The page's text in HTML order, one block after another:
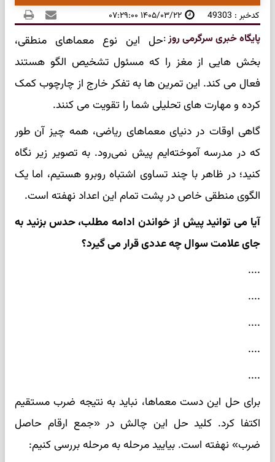
کدخبر : 49303 ۱۴۰۵/۰۳/۲۲ ۰۷:۲۹:۰۰
پایگاه خبری سرگرمی روز:حل این نوع معماهای منطقی،
بخش هایی از مغز را که مسئول تشخیص الگو هستند
فعال می کند. این تمرین ها به تفکر خارج از چارچوب کمک
کرده و مهارت های تحلیلی شما را تقویت می کنند.
گاهی اوقات در دنیای معماهای ریاضی، همه چیز آن طور
که در مدرسه آموخته‌ایم پیش نمی‌رود. به تصویر زیر نگاه
کنید؛ در ظاهر با چند تساوی اشتباه روبرو هستیم، اما یک
الگوی منطقی خاص در پشت تمام این اعداد نهفته است.
آیا می توانید پیش از خواندن ادامه مطلب، حدس بزنید به
جای علامت سوال چه عددی قرار می گیرد؟
....
....
....
....
....
برای حل این دست معماها، نباید به نتیجه ضرب مستقیم
اکتفا کرد. کلید حل این چالش در «جمع ارقام حاصل
ضرب» نهفته است. بیایید مرحله به مرحله بررسی کنیم: